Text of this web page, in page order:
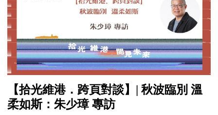
【拾光維港．跨頁對談】| 秋波臨別 溫
柔如斯：朱少璋 專訪